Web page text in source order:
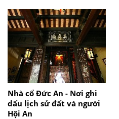
Nhà cổ Đức An - Nơi ghi
dấu lịch sử đất và người
Hội An